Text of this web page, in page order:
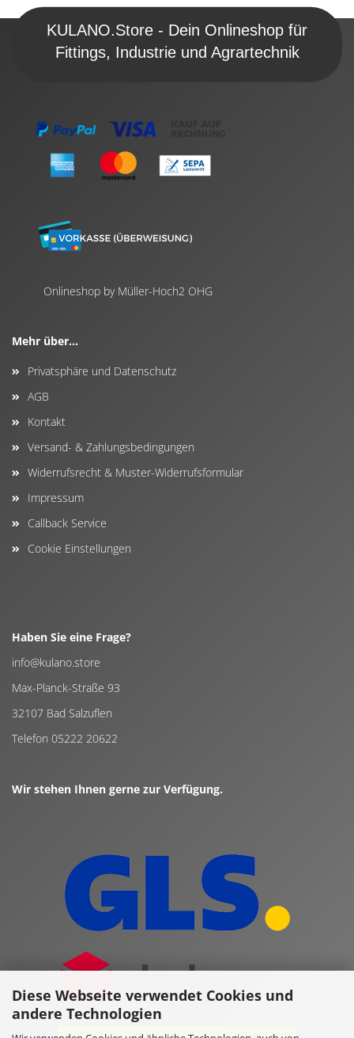
Diese Webseite verwendet Cookies und
andere Technologien
KULANO.Store - Dein Onlineshop für
Fittings, Industrie und Agrartechnik
Onlineshop by Müller-Hoch2 OHG
Mehr über...
Privatsphäre und Datenschutz
AGB
Kontakt
Versand- & Zahlungsbedingungen
Widerrufsrecht & Muster-Widerrufsformular
Impressum
Callback Service
Cookie Einstellungen
Haben Sie eine Frage?
info@kulano.store
Max-Planck-Straße 93
32107 Bad Salzuflen
Telefon 05222 20622
Wir stehen Ihnen gerne zur Verfügung.